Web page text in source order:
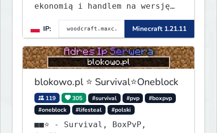
ekonomią i handlem na wersję
1.8 - 26.1.1. Rekru ON
IP:
Minecraft 1.21.11
blokowo.pl ⭐ Survival⭐Oneblock
119 305 #survival #pvp
#boxpvp
#oneblock
#lifesteal #polski
■■⭐ - Survival, BoxPvP,